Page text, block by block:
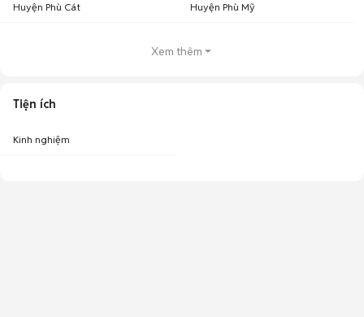
Huyện Phù Cát Huyện Phù Mỹ
Xem thêm
Tiện ích
Kinh nghiệm